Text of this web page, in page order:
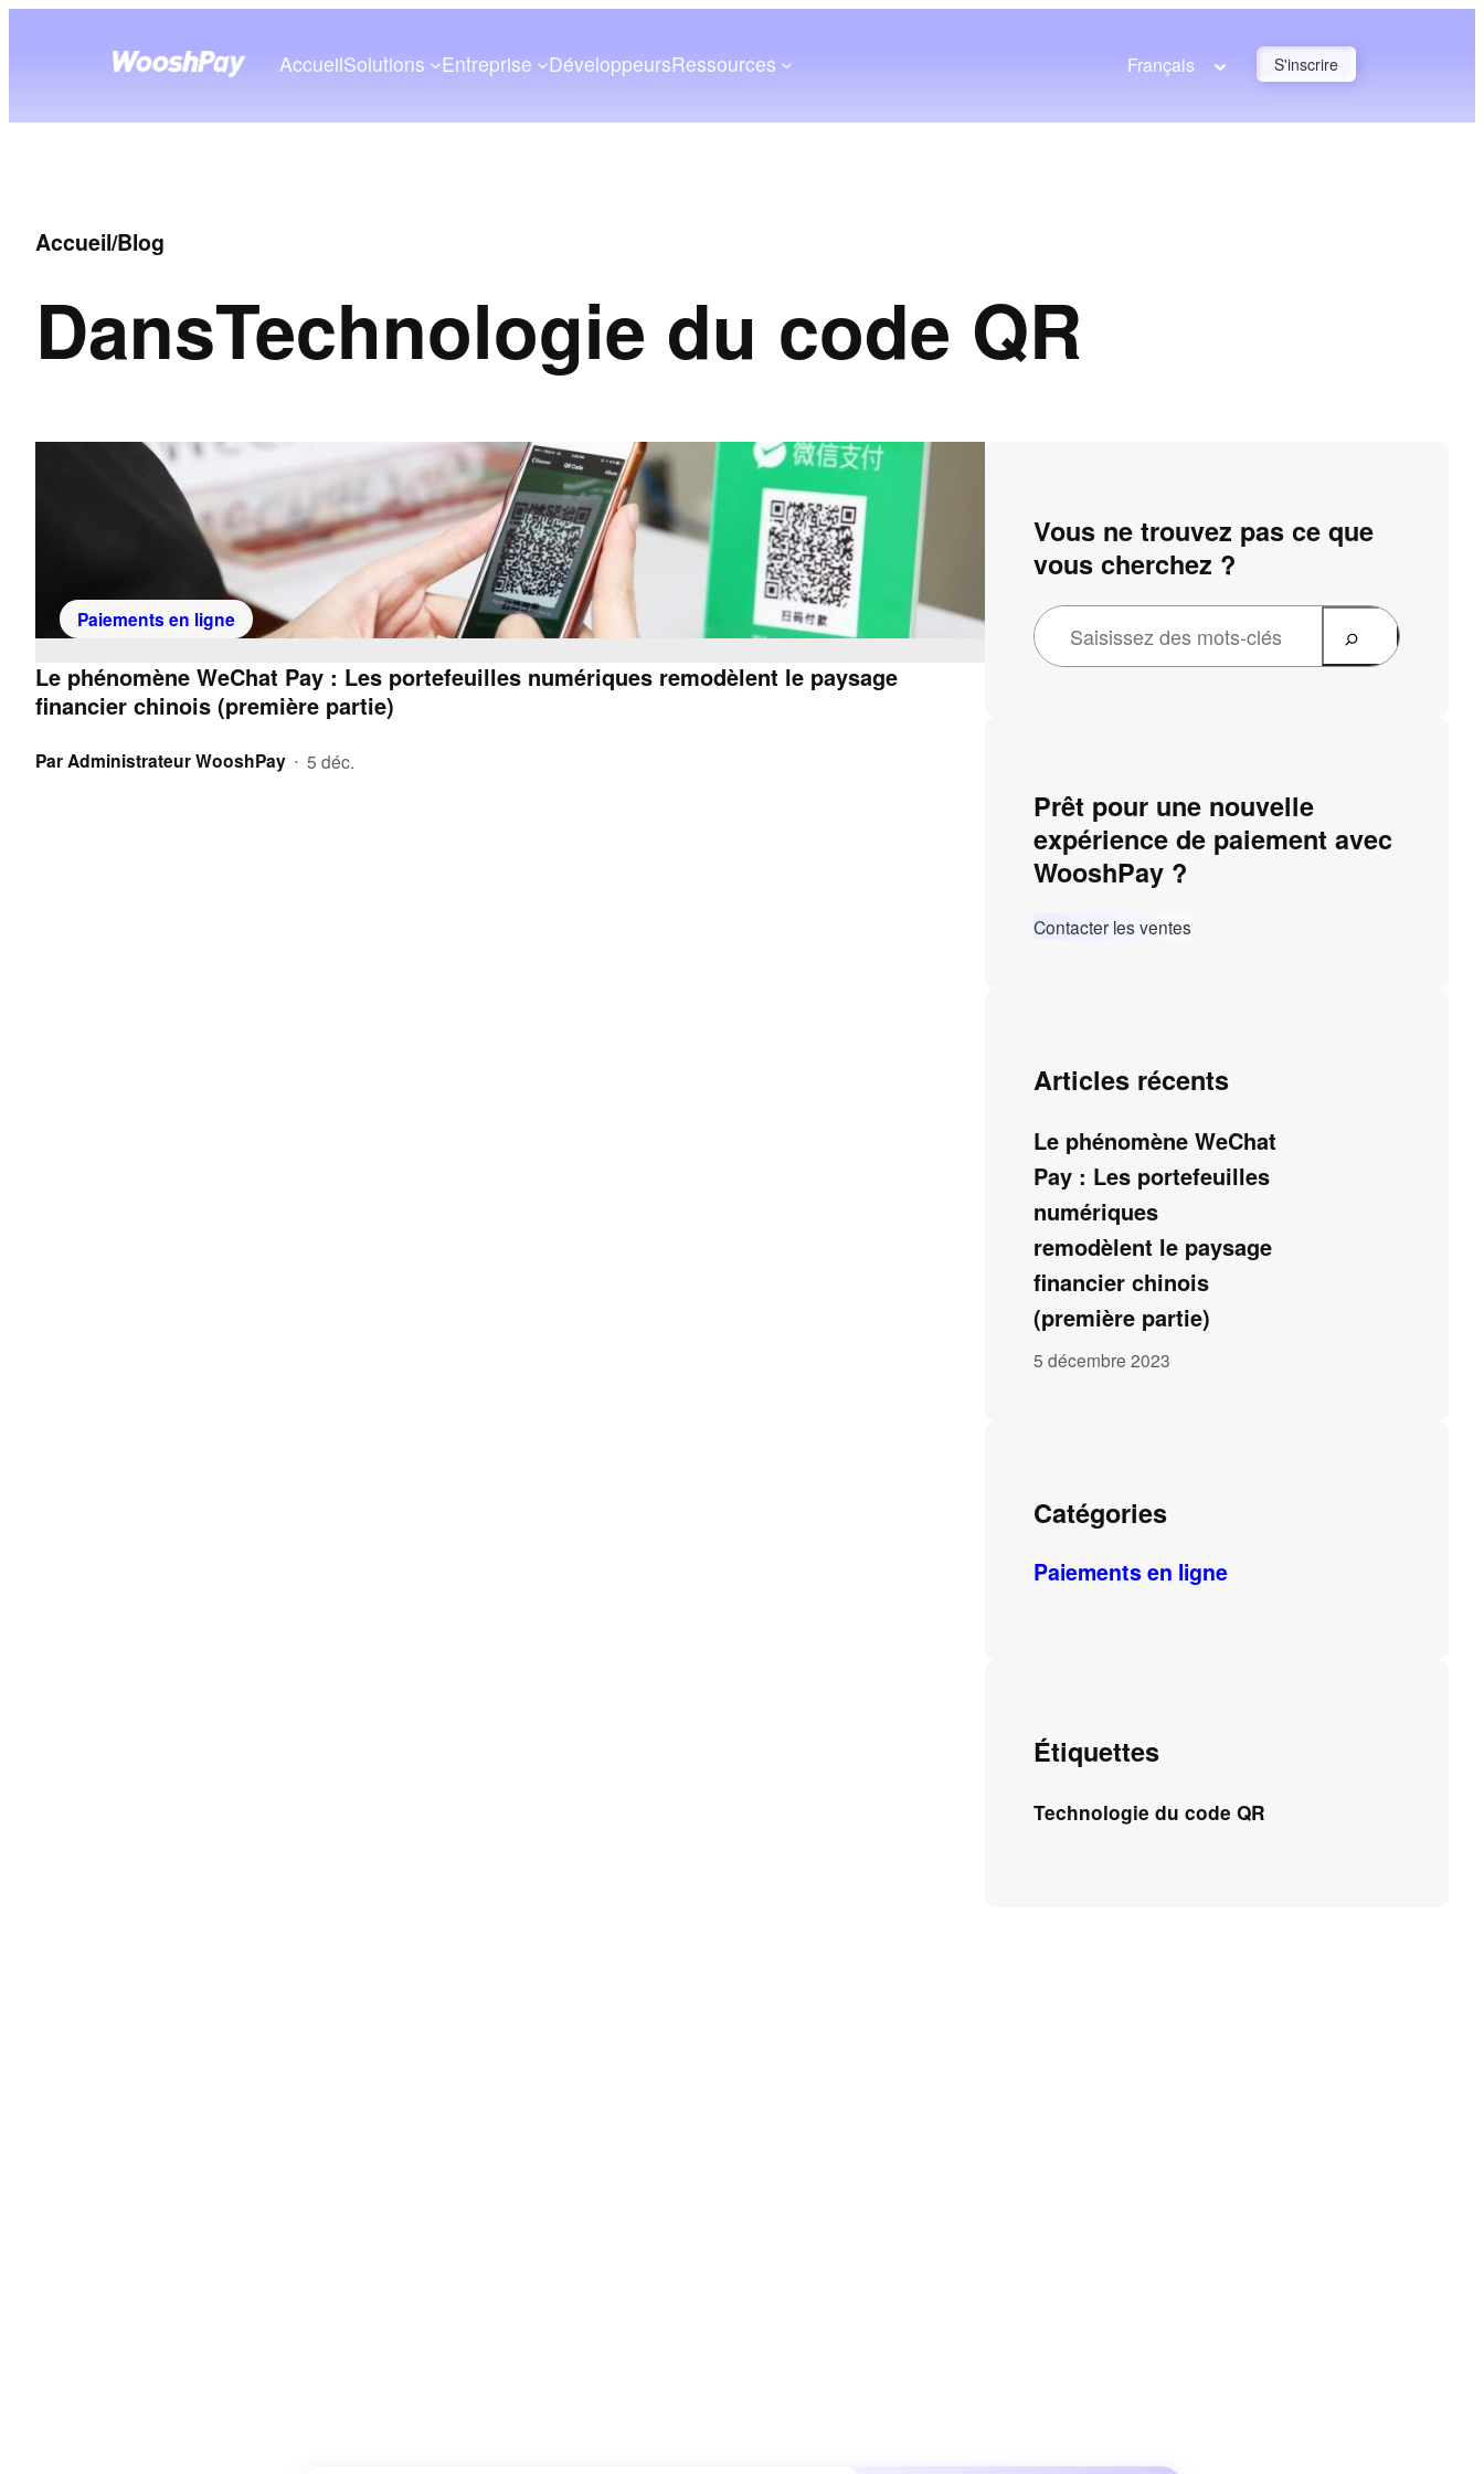
AccueilSolutions Entreprise DéveloppeursRessources Français S'inscrire
Accueil/Blog
DansTechnologie du code QR
Paiements en ligne
Le phénomène WeChat Pay : Les portefeuilles numériques remodèlent le paysage
financier chinois (première partie)
ParAdministrateur WooshPay • 5 déc.
Vous ne trouvez pas ce que
vous cherchez ?
Prêt pour une nouvelle
expérience de paiement avec
WooshPay ?
Contacter les ventes
Articles récents
Le phénomène WeChat
Pay : Les portefeuilles
numériques
remodèlent le paysage
financier chinois
(première partie)
5 décembre 2023
Catégories
Paiements en ligne
Étiquettes
Technologie du code QR